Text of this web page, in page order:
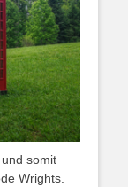
somit
Wrights.